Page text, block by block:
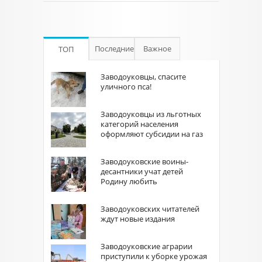
ТОП Последние Важное
Заводоуковцы, спасите
уличного пса!
Заводоуковцы из льготных
категорий населения
оформляют субсидии на газ
Заводоуковские воины-
десантники учат детей
Родину любить
Заводоуковских читателей
ждут новые издания
Заводоуковские аграрии
приступили к уборке урожая